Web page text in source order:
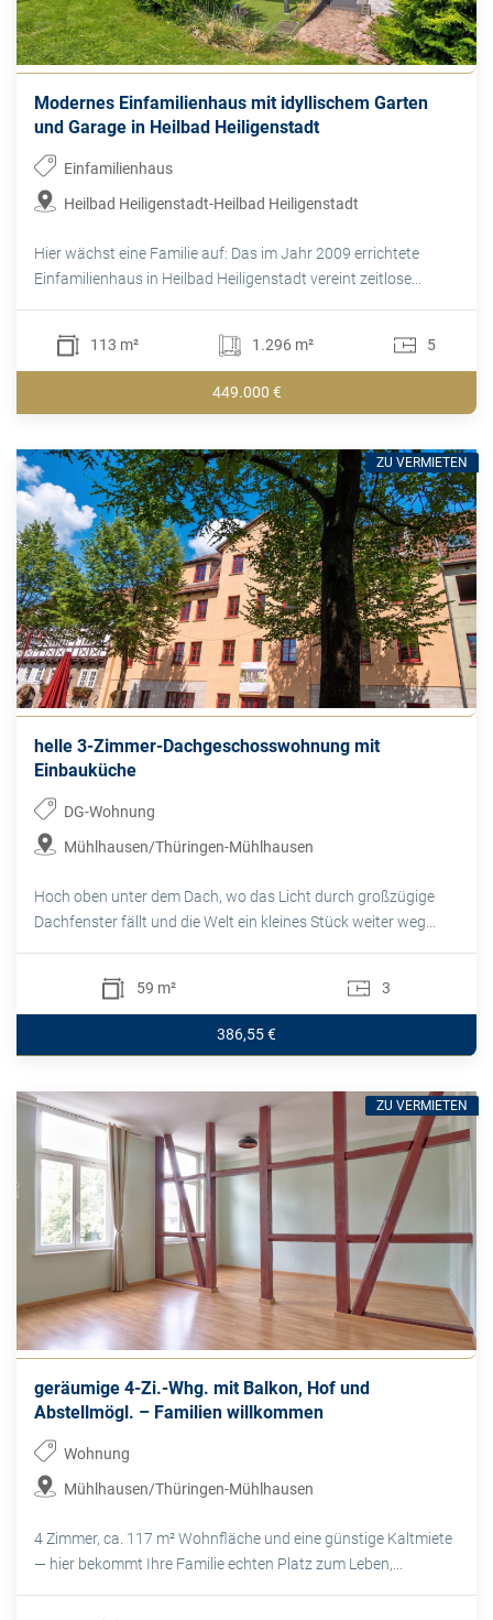
Modernes Einfamilienhaus mit idyllischem Garten
und Garage in Heilbad Heiligenstadt
Einfamilienhaus
Heilbad Heiligenstadt-Heilbad Heiligenstadt
Hier wächst eine Familie auf: Das im Jahr 2009 errichtete
Einfamilienhaus in Heilbad Heiligenstadt vereint zeitlose...
113 m² 1.296 m² 5
449.000 €
helle 3-Zimmer-Dachgeschosswohnung mit
Einbauküche
DG-Wohnung
Mühlhausen/Thüringen-Mühlhausen
Hoch oben unter dem Dach, wo das Licht durch großzügige
Dachfenster fällt und die Welt ein kleines Stück weiter weg...
59 m² 3
386,55 €
ZU VERMIETEN
geräumige 4-Zi.-Whg. mit Balkon, Hof und
Abstellmögl. – Familien willkommen
Wohnung
Mühlhausen/Thüringen-Mühlhausen
4 Zimmer, ca. 117 m² Wohnfläche und eine günstige Kaltmiete
— hier bekommt Ihre Familie echten Platz zum Leben,...
ZU VERMIETEN